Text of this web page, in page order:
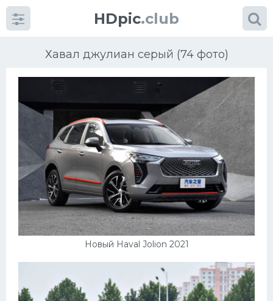
HDpic.club
Хавал джулиан серый (74 фото)
Новый Haval Jolion 2021
Категории
Разное
Автомобили
Красивые фото машин
Пежо